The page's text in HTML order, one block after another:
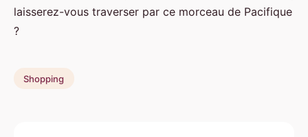
laisserez-vous traverser par ce morceau de Pacifique
?
Shopping